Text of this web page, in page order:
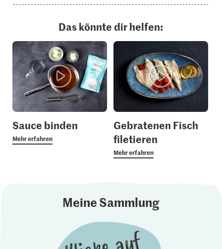
Das könnte dir helfen:
Sauce binden
Mehr erfahren
Gebratenen Fisch
filetieren
Mehr erfahren
Meine Sammlung